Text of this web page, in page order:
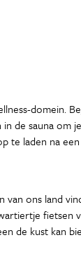
domein.
de sauna om
te laden na
ons land
de kust kan